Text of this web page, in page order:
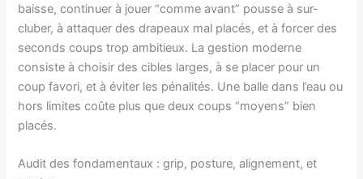
baisse, continuer à jouer “comme avant” pousse à sur-
cluber, à attaquer des drapeaux mal placés, et à forcer des
seconds coups trop ambitieux. La gestion moderne
consiste à choisir des cibles larges, à se placer pour un
coup favori, et à éviter les pénalités. Une balle dans l’eau ou
hors limites coûte plus que deux coups “moyens” bien
placés.
Audit des fondamentaux : grip, posture, alignement, et